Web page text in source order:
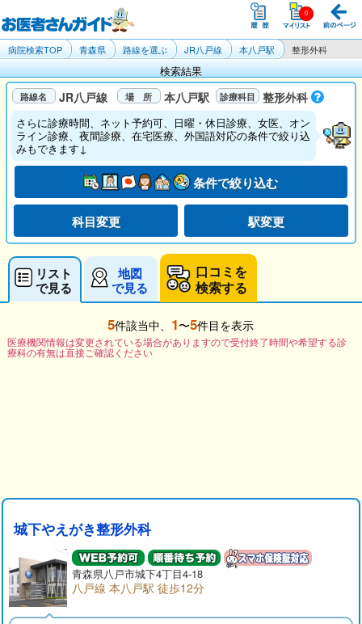
病院検索TOP 青森県 路線を選ぶ JR八戸線 本八戸駅 整形外科
検索結果
JR八戸線 本八戸駅 整形外科
さらに診療時間、ネット予約可、日曜・休日診療、女医、オン
ライン診療、夜間診療、在宅医療、外国語対応の条件で絞り込
みもできます↓
条件で絞り込む
科目変更 駅変更
リスト
で見る
地図
で見る
口コミを
検索する
5件該当中、 1〜5件目を表示
医療機関情報は変更されている場合がありますので受付終了時間や希望する診
療科の有無は直接ご確認ください
城下やえがき整形外科
青森県八戸市城下4丁目4-18
八戸線 本八戸駅 徒歩12分